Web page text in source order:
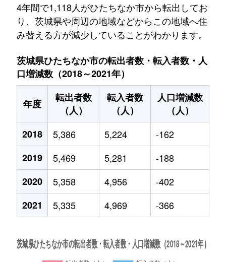
4年間で1,118人がひたちなか市から転出してお
り、茨城県や周辺の地域などからこの地域へ住
み替える方が減少していることがわかります。
茨城県ひたちなか市の転出者数・転入者数・人
口増減数（2018～2021年）
年度
転出者数
（人）
転入者数
（人）
人口増減数
（人）
2018
5,386 5,224
-162
2019
5,469 5,281
-188
2020
5,358 4,956
-402
2021
5,335 4,969 -366